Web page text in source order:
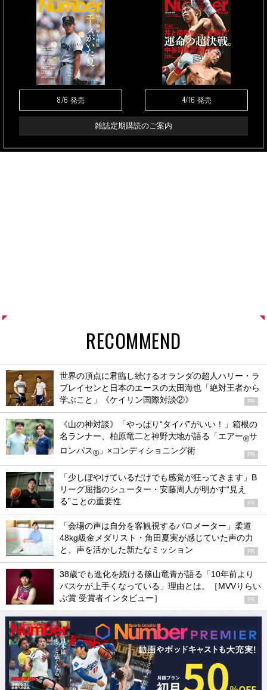
8/6 発売 4/16 発売
雑誌定期購読のご案内
RECOMMEND
世界の頂点に君臨し続けるオランダの超人ハリー・ラ
ブレイセンと日本のエースの太田海也「絶対王者から
学ぶこと」《ケイリン国際対談②》
PR
《山の神対談》「やっぱり“タイパ”がいい！」箱根の
名ランナー、柏原竜二と神野大地が語る「エアー®サ
ロンパス® 」×コンディショニング術 PR
「少しぼやけているだけでも感覚が狂ってきます」B
リーグ屈指のシューター・安藤周人が明かす“見え
る”ことの重要性
PR
「会場の声は自分を客観視するバロメーター」柔道
48kg級金メダリスト・角田夏実が感じていた声の力
と、声を活かした新たなミッション
PR
38歳でも進化を続ける篠山竜青が語る「10年前より
バスケが上手くなっている」理由とは。［MVVりらい
ぶ賞 受賞者インタビュー］
PR